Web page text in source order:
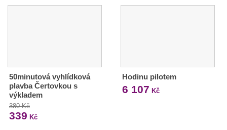
50minutová vyhlídková
plavba Čertovkou s
výkladem
380 Kč
339 Kč
Hodinu pilotem
6 107 Kč